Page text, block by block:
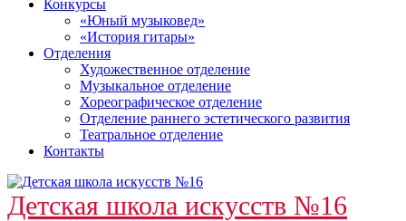
Конкурсы
«Юный музыковед»
«История гитары»
Отделения
Художественное отделение
Музыкальное отделение
Хореографическое отделение
Отделение раннего эстетического развития
Театральное отделение
Контакты
Детская школа искусств №16